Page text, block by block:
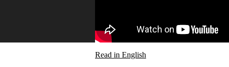
Read in English